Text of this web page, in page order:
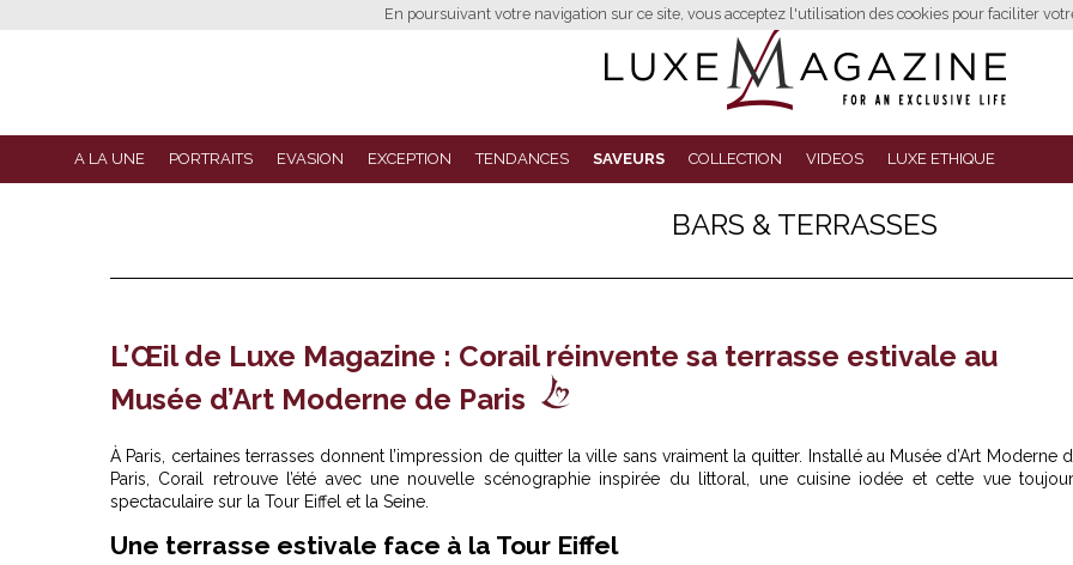
En poursuivant votre navigation sur ce site, vous acceptez l'utilisation des cookies pour faciliter
A LA UNE PORTRAITS EVASION EXCEPTION TENDANCES SAVEURS COLLECTION VIDEOS LUXE ETHIQUE
BARS & TERRASSES
L’Œil de Luxe Magazine : Corail réinvente sa terrasse estivale au
Musée d’Art Moderne de Paris
À Paris, certaines terrasses donnent l’impression de quitter la ville sans vraiment la quitter. Installé au Musée d’Art Moderne
Paris, Corail retrouve l’été avec une nouvelle scénographie inspirée du littoral, une cuisine iodée et cette vue
spectaculaire sur la Tour Eiffel et la Seine.
Une terrasse estivale face à la Tour Eiffel